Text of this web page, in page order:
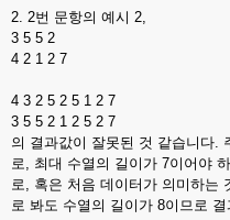
2. 2번 문항의 예시 2,
3 5 5 2
4 2 1 2 7
4 3 2 5 2 5 1 2 7
3 5 5 2 1 2 5 2 7
의 결과값이 잘못된 것 같습니다.
로, 최대 수열의 길이가 7이어야
로, 혹은 처음 데이터가 의미하는
로 봐도 수열의 길이가 8이므로